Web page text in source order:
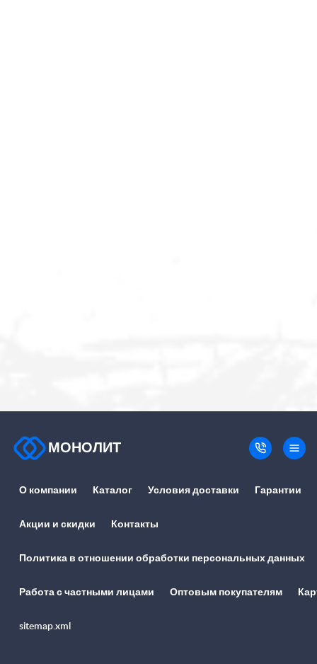
МОНОЛИТ
О компании Каталог Условия доставки Гарантии
Акции и скидки Контакты
Политика в отношении обработки персональных данных
Работа с частными лицами Оптовым покупателям
sitemap.xml